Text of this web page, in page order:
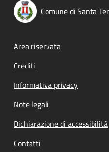
Comune di Santa
Footer menu
Area riservata
Crediti
Informativa privacy
Note legali
Dichiarazione di accessibilità
Contatti